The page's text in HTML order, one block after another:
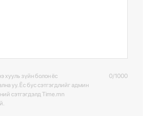
хууль зүйн болон ёс
уу. Ёс бус сэтгэгдлийг админ
сэтгэгдэлд Time.mn
0/1000